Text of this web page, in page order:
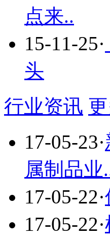
点来..
15-11-25·
头
行业资讯
17-05-23·
属制品业
17-05-22·
17-05-22·